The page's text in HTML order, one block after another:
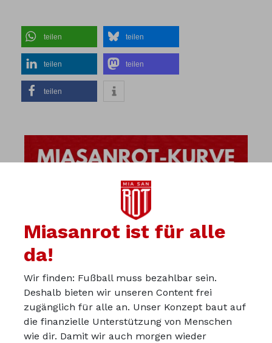
teilen teilen
teilen teilen
teilen
Miasanrot ist für alle
da!
Wir finden: Fußball muss bezahlbar sein.
Deshalb bieten wir unseren Content frei
zugänglich für alle an. Unser Konzept baut auf
die finanzielle Unterstützung von Menschen
wie dir. Damit wir auch morgen wieder